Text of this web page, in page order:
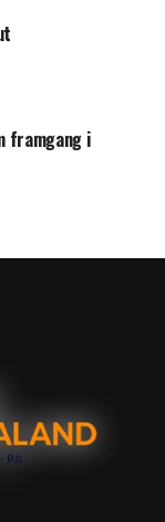
framgang i